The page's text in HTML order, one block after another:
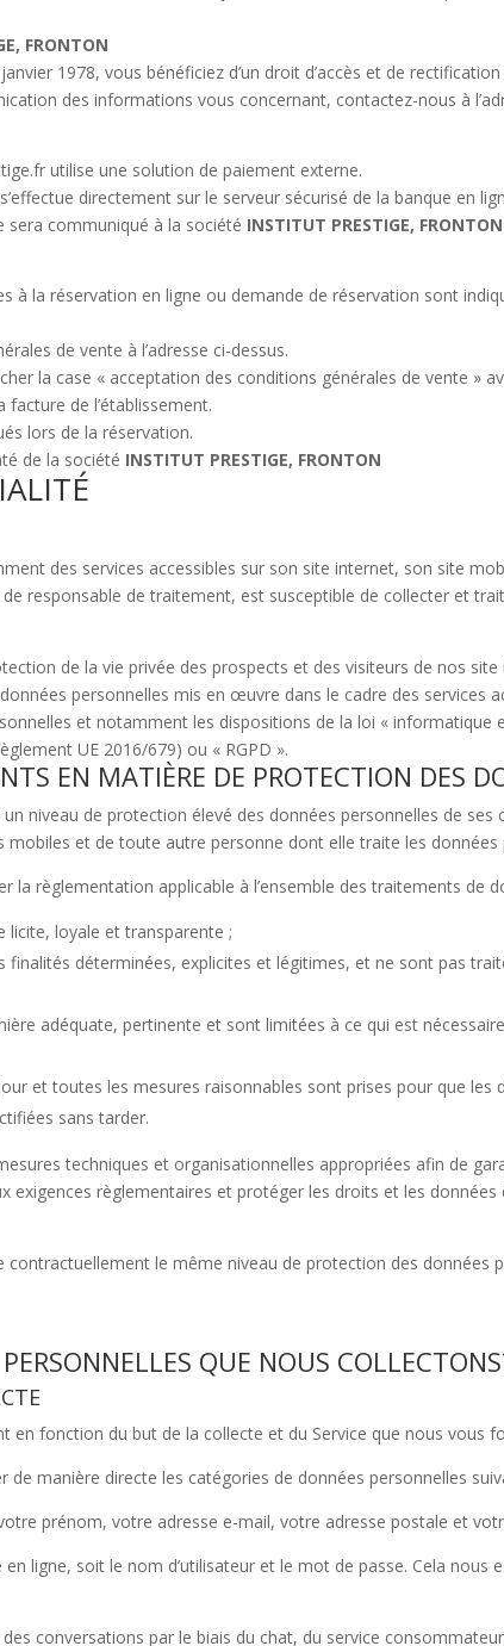
FRONTON
1978, vous bénéficiez d’un droit d’accès et de
des informations vous concernant, contactez-nous à
utilise une solution de paiement externe.
directement sur le serveur sécurisé de la banque en
communiqué à la société INSTITUT PRESTIGE, FRONTON
à la réservation en ligne ou demande de réservation sont
de vente à l’adresse ci-dessus.
la case « acceptation des conditions générales de vente »
facture de l’établissement.
lors de la réservation.
de la société INSTITUT PRESTIGE, FRONTON
des services accessibles sur son site internet, son site
responsable de traitement, est susceptible de collecter et
de la vie privée des prospects et des visiteurs de nos
personnelles mis en œuvre dans le cadre des services
et notamment les dispositions de la loi « informatique
UE 2016/679) ou « RGPD ».
EN MATIÈRE DE PROTECTION DES
un niveau de protection élevé des données personnelles de
et de toute autre personne dont elle traite les données
la règlementation applicable à l’ensemble des traitements de
licite, loyale et transparente ;
déterminées, explicites et légitimes, et ne sont pas
adéquate, pertinente et sont limitées à ce qui est
et toutes les mesures raisonnables sont prises pour que les
sans tarder.
techniques et organisationnelles appropriées afin de
règlementaires et protéger les droits et les
contractuellement le même niveau de protection des données
QUE NOUS
en fonction du but de la collecte et du Service que nous vous
manière directe les catégories de données personnelles
prénom, votre adresse e-mail, votre adresse postale et
ligne, soit le nom d’utilisateur et le mot de passe. Cela nous
conversations par le biais du chat, du service